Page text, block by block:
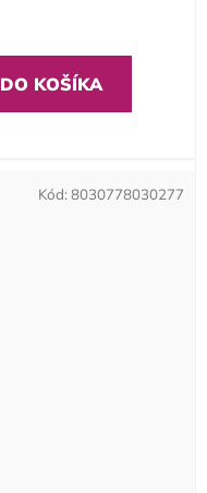
DO KOŠÍKA
Kód: 8030778030277